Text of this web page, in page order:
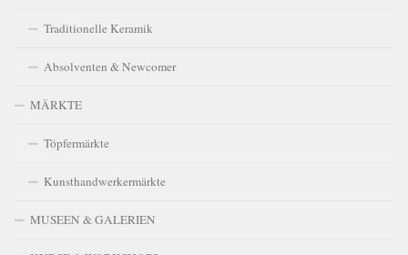
Traditionelle Keramik
Absolventen & Newcomer
MÄRKTE
Töpfermärkte
Kunsthandwerkermärkte
MUSEEN & GALERIEN